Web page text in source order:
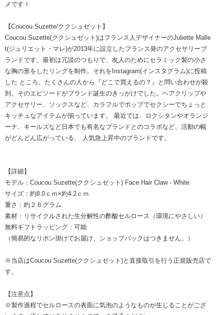
メです！
【Coucou Suzette/ククシュゼット】
Coucou Suzette(ククシュゼット)はフランス人デザイナーのJuliette Malle
t(ジュリエット・マレ)が2013年に設立したフランス発のアクセサリーブ
ランドです。最初は冗談のつもりで、友人のためにセラミック製の小さ
な胸の形をしたリングを制作。それをInstagram(インスタグラム)に投稿
した ところ、たくさんの人から『どこで買えるの？』と問い合わせが殺
到。そのエピソードがブランド誕生のきっかけでした。ヘアクリップや
アクセサリー、ソックスなど、カラフルでポップでセクシーでちょっと
キッチュなアイテムが揃っています。 最近では、ロクシタンやオランジ
ーナ、キールズなど日本でも有名なブランドとのコラボなど、活動の幅
がどんどん広がっている、 人気急上昇中のブランドです。
【詳細】
モデル：Coucou Suzette(ククシュゼット) Face Hair Claw - White
サイズ：約8.0ｃｍ×約4.2ｃｍ
重さ：約２６グラム
素材：リサイクルされた生分解性の酢酸セルロース（環境にやさしい）
無料ギフトラッピング：可能
（簡易的なリボン掛けでお届け、ショップバックはつきません。）
※当店はCoucou Suzette(ククシュゼット)と直接取引を行う正規販売店で
す。
【注意点】
※製作過程でセルロースの表面に気泡のようなものが生じることがござ